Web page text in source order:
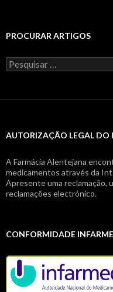
PROCURAR ARTIGOS
Pesquisar
por:
AUTORIZAÇÃO LEGAL DO
A Farmácia Alentejana
medicamentos através da
Apresente uma reclamação,
reclamações electrónico.
CONFORMIDADE